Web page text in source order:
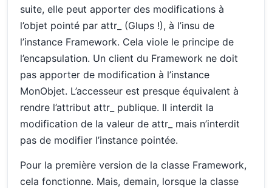
suite, elle peut apporter des modifications à
l’objet pointé par attr_ (Glups !), à l’insu de
l’instance Framework. Cela viole le principe de
l’encapsulation. Un client du Framework ne doit
pas apporter de modification à l’instance
MonObjet. L’accesseur est presque équivalent à
rendre l’attribut attr_ publique. Il interdit la
modification de la valeur de attr_ mais n’interdit
pas de modifier l’instance pointée.
Pour la première version de la classe Framework,
cela fonctionne. Mais, demain, lorsque la classe